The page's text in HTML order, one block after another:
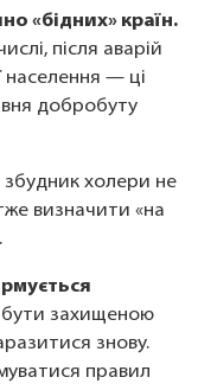
«бідних» країн.
після аварій
населення — ці
добробуту
збудник холери не
визначити «на
захищеною
знову.
правил